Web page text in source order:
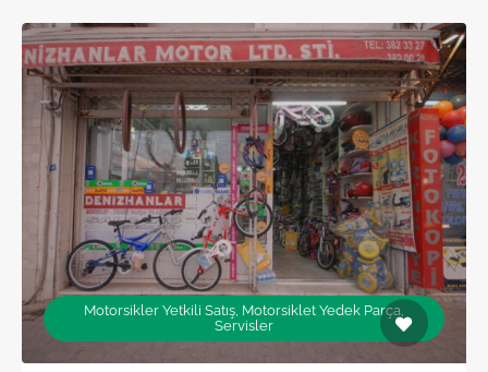
Motorsikler Yetkili Satış, Motorsiklet Yedek Parça,
Servisler